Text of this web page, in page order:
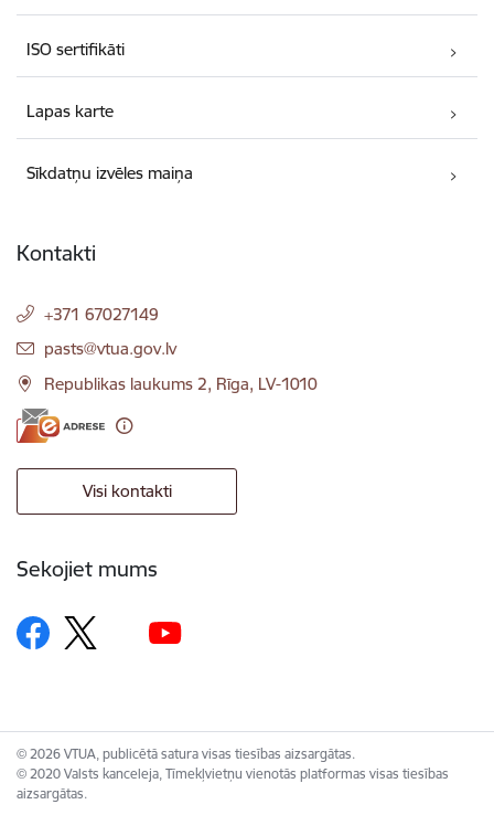
ISO sertifikāti
Lapas karte
Sīkdatņu izvēles maiņa
Kontakti
+371 67027149
E-pasts:
pasts@vtua.gov.lv
Republikas laukums 2, Rīga, LV-1010
Visi kontakti
Sekojiet mums
© 2026 VTUA, publicētā satura visas tiesības aizsargātas.
© 2020 Valsts kanceleja, Tīmekļvietņu vienotās platformas visas tiesības
aizsargātas.